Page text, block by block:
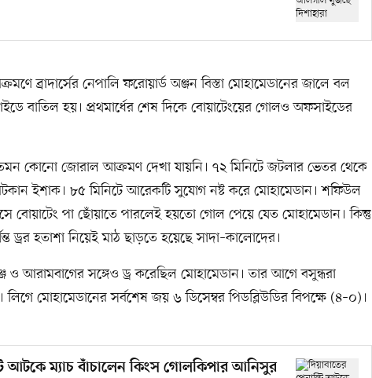
ব্রাদার্সের নেপালি ফরোয়ার্ড অঞ্জন বিস্তা মোহামেডানের জালে বল
বাতিল হয়। প্রথমার্ধের শেষ দিকে বোয়াটেংয়ের গোলও অফসাইডের
তেমন কোনো জোরাল আক্রমণ দেখা যায়নি। ৭২ মিনিটে জটলার ভেতর থেকে
ইশাক। ৮৫ মিনিটে আরেকটি সুযোগ নষ্ট করে মোহামেডান। শফিউল
বোয়াটেং পা ছোঁয়াতে পারলেই হয়তো গোল পেয়ে যেত মোহামেডান। কিন্তু
ড্রর হতাশা নিয়েই মাঠ ছাড়তে হয়েছে সাদা–কালোদের।
ও আরামবাগের সঙ্গেও ড্র করেছিল মোহামেডান। তার আগে বসুন্ধরা
লিগে মোহামেডানের সর্বশেষ জয় ৬ ডিসেম্বর পিডব্লিউডির বিপক্ষে (৪–০)।
আটকে ম্যাচ বাঁচালেন কিংস গোলকিপার আনিসুর